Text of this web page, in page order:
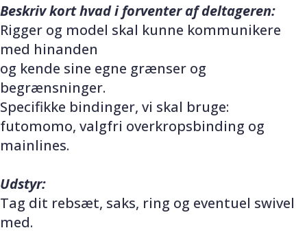
Beskriv kort hvad i forventer af deltageren:
Rigger og model skal kunne kommunikere
med hinanden
og kende sine egne grænser og
begrænsninger.
Specifikke bindinger, vi skal bruge:
futomomo, valgfri overkropsbinding og
mainlines.
Udstyr:
Tag dit rebsæt, saks, ring og eventuel swivel
med.